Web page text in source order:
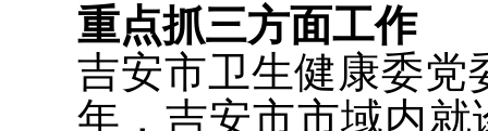
重点抓三方面工作
吉安市卫生健康委党
年，吉安市市域内就